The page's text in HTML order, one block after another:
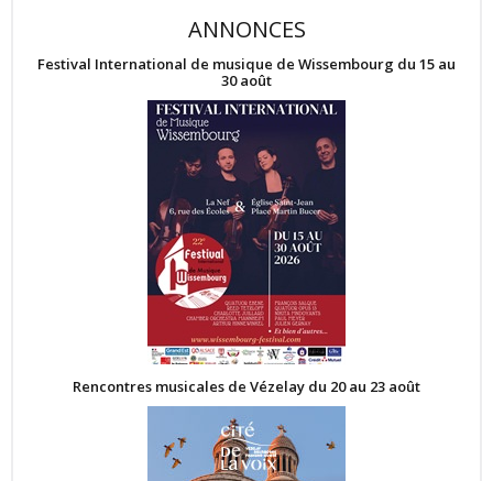
ANNONCES
Festival International de musique de Wissembourg du 15 au
30 août
Rencontres musicales de Vézelay du 20 au 23 août